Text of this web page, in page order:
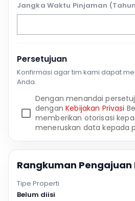
Jangka Waktu Pinjaman
Persetujuan
Konfirmasi agar tim kami dapat
Anda.
Dengan menandai
denganKebijakan Privasi
memberikan otorisasi
meneruskan data kepada
Rangkuman Pengajuan
Tipe Properti
Belum diisi